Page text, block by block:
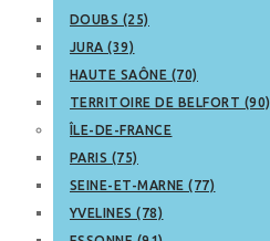
DOUBS (25)
JURA (39)
HAUTE SAÔNE (70)
TERRITOIRE DE BELFORT (90)
ÎLE-DE-FRANCE
PARIS (75)
SEINE-ET-MARNE (77)
YVELINES (78)